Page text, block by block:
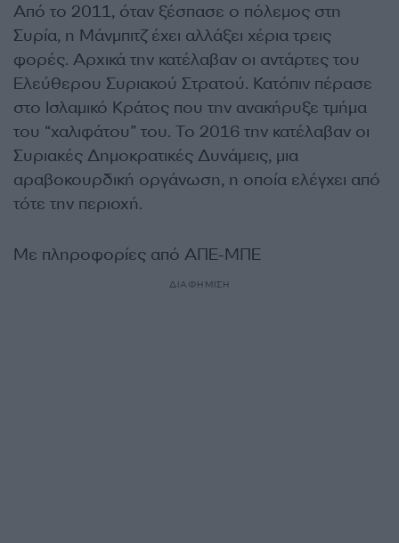
Από το 2011, όταν ξέσπασε ο πόλεμος στη
Συρία, η Μάνμπιτζ έχει αλλάξει χέρια τρεις
φορές. Αρχικά την κατέλαβαν οι αντάρτες του
Ελεύθερου Συριακού Στρατού. Κατόπιν πέρασε
στο Ισλαμικό Κράτος που την ανακήρυξε τμήμα
του “χαλιφάτου” του. Το 2016 την κατέλαβαν οι
Συριακές Δημοκρατικές Δυνάμεις, μια
αραβοκουρδική οργάνωση, η οποία ελέγχει από
τότε την περιοχή.
Με πληροφορίες από ΑΠΕ-ΜΠΕ
ΔΙΑΦΗΜΙΣΗ